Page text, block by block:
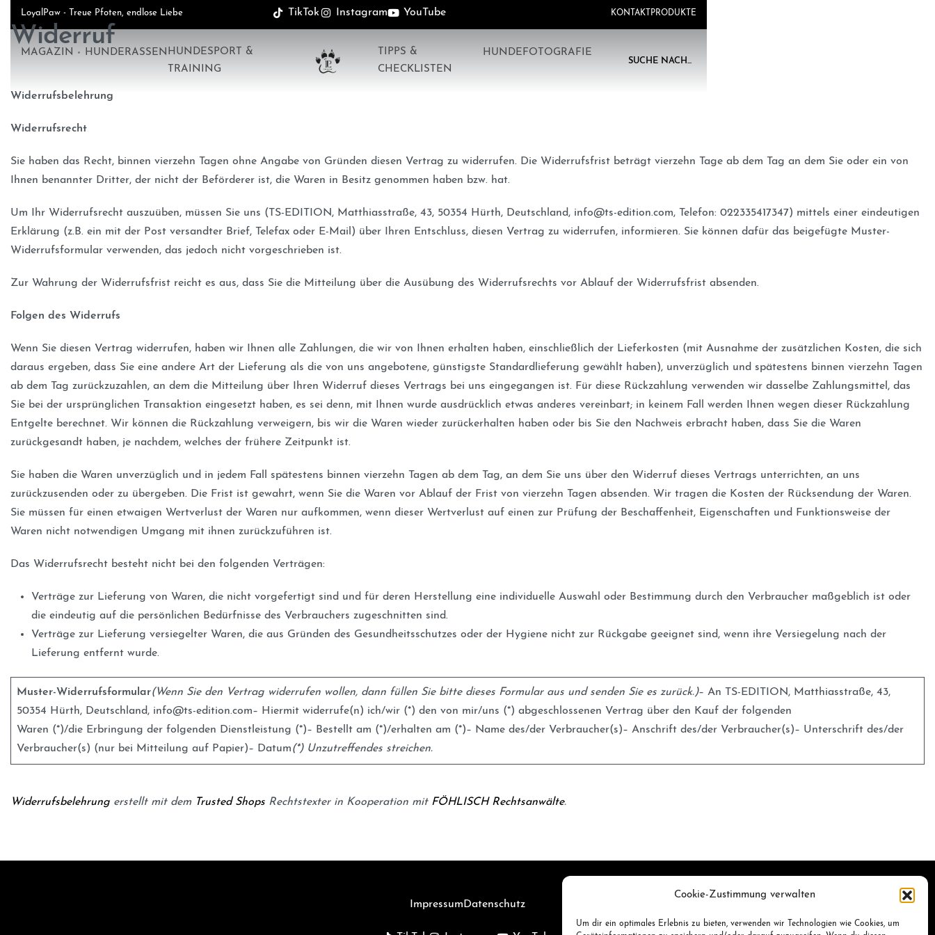
Cookie-Zustimmung verwalten
Um dir ein optimales Erlebnis zu bieten, verwenden wir Technologien wie Cookies, um
LoyalPaw - Treue Pfoten, endlose Liebe TikTok Instagram YouTube KONTAKT PRODUKTE
MAGAZIN HUNDERASSEN HUNDESPORT &
TRAINING
TIPPS &
CHECKLISTEN
HUNDEFOTOGRAFIE
SUCHE NACH...
Widerruf
Widerrufsbelehrung
Widerrufsrecht
Sie haben das Recht, binnen vierzehn Tagen ohne Angabe von Gründen diesen Vertrag zu widerrufen. Die Widerrufsfrist beträgt vierzehn Tage ab dem Tag an dem Sie oder ein von
Ihnen benannter Dritter, der nicht der Beförderer ist, die Waren in Besitz genommen haben bzw. hat.
Um Ihr Widerrufsrecht auszuüben, müssen Sie uns (TS-EDITION, Matthiasstraße, 43, 50354 Hürth, Deutschland, info@ts-edition.com, Telefon: 022335417347) mittels einer eindeutigen
Erklärung (z.B. ein mit der Post versandter Brief, Telefax oder E-Mail) über Ihren Entschluss, diesen Vertrag zu widerrufen, informieren. Sie können dafür das beigefügte Muster-
Widerrufsformular verwenden, das jedoch nicht vorgeschrieben ist.
Zur Wahrung der Widerrufsfrist reicht es aus, dass Sie die Mitteilung über die Ausübung des Widerrufsrechts vor Ablauf der Widerrufsfrist absenden.
Folgen des Widerrufs
Wenn Sie diesen Vertrag widerrufen, haben wir Ihnen alle Zahlungen, die wir von Ihnen erhalten haben, einschließlich der Lieferkosten (mit Ausnahme der zusätzlichen Kosten, die sich
daraus ergeben, dass Sie eine andere Art der Lieferung als die von uns angebotene, günstigste Standardlieferung gewählt haben), unverzüglich und spätestens binnen vierzehn Tagen
ab dem Tag zurückzuzahlen, an dem die Mitteilung über Ihren Widerruf dieses Vertrags bei uns eingegangen ist. Für diese Rückzahlung verwenden wir dasselbe Zahlungsmittel, das
Sie bei der ursprünglichen Transaktion eingesetzt haben, es sei denn, mit Ihnen wurde ausdrücklich etwas anderes vereinbart; in keinem Fall werden Ihnen wegen dieser Rückzahlung
Entgelte berechnet. Wir können die Rückzahlung verweigern, bis wir die Waren wieder zurückerhalten haben oder bis Sie den Nachweis erbracht haben, dass Sie die Waren
zurückgesandt haben, je nachdem, welches der frühere Zeitpunkt ist.
Sie haben die Waren unverzüglich und in jedem Fall spätestens binnen vierzehn Tagen ab dem Tag, an dem Sie uns über den Widerruf dieses Vertrags unterrichten, an uns
zurückzusenden oder zu übergeben. Die Frist ist gewahrt, wenn Sie die Waren vor Ablauf der Frist von vierzehn Tagen absenden. Wir tragen die Kosten der Rücksendung der Waren.
Sie müssen für einen etwaigen Wertverlust der Waren nur aufkommen, wenn dieser Wertverlust auf einen zur Prüfung der Beschaffenheit, Eigenschaften und Funktionsweise der
Waren nicht notwendigen Umgang mit ihnen zurückzuführen ist.
Das Widerrufsrecht besteht nicht bei den folgenden Verträgen:
Verträge zur Lieferung von Waren, die nicht vorgefertigt sind und für deren Herstellung eine individuelle Auswahl oder Bestimmung durch den Verbraucher maßgeblich ist oder
die eindeutig auf die persönlichen Bedürfnisse des Verbrauchers zugeschnitten sind.
Verträge zur Lieferung versiegelter Waren, die aus Gründen des Gesundheitsschutzes oder der Hygiene nicht zur Rückgabe geeignet sind, wenn ihre Versiegelung nach der
Lieferung entfernt wurde.
Muster-Widerrufsformular(Wenn Sie den Vertrag widerrufen wollen, dann füllen Sie bitte dieses Formular aus und senden Sie es zurück.)– An TS-EDITION, Matthiasstraße, 43,
50354 Hürth, Deutschland, info@ts-edition.com– Hiermit widerrufe(n) ich/wir (*) den von mir/uns (*) abgeschlossenen Vertrag über den Kauf der folgenden
Waren (*)/die Erbringung der folgenden Dienstleistung (*)– Bestellt am (*)/erhalten am (*)– Name des/der Verbraucher(s)– Anschrift des/der Verbraucher(s)– Unterschrift des/der
Verbraucher(s) (nur bei Mitteilung auf Papier)– Datum(*) Unzutreffendes streichen.
Widerrufsbelehrung erstellt mit dem Trusted Shops Rechtstexter in Kooperation mit FÖHLISCH Rechtsanwälte.
Impressum Datenschutz